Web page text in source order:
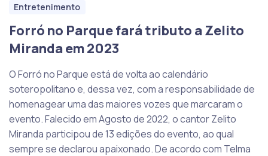
Entretenimento
Forró no Parque fará tributo a Zelito
Miranda em 2023
O Forró no Parque está de volta ao calendário
soteropolitano e, dessa vez, com a responsabilidade de
homenagear uma das maiores vozes que marcaram o
evento. Falecido em Agosto de 2022, o cantor Zelito
Miranda participou de 13 edições do evento, ao qual
sempre se declarou apaixonado. De acordo com Telma